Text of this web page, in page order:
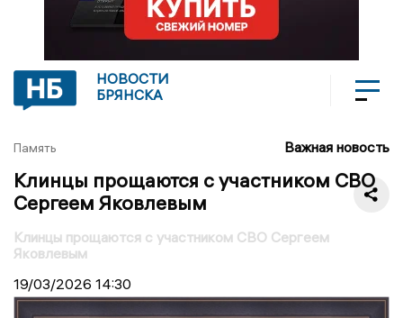
НОВОСТИ
БРЯНСКА
Память Важная новость
Клинцы прощаются с участником СВО
Сергеем Яковлевым
Клинцы прощаются с участником СВО Сергеем
Яковлевым
19/03/2026 14:30